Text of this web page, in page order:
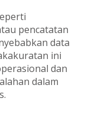
pencatatan
data
ini
dan
dalam